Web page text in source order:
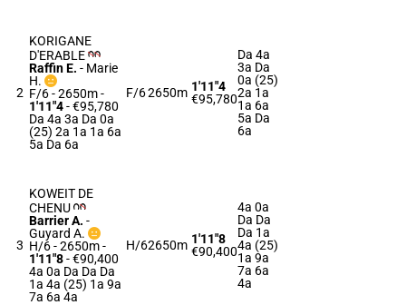
2
KORIGANE
D'ERABLE
Raffin E. - Marie
H.
F/6 - 2650m-
1'11"4- €95,780
Da 4a 3a Da 0a
(25) 2a 1a 1a 6a
5a Da 6a
F/62650m 1'11"4
€95,780
Da 4a
3a Da
0a (25)
2a 1a
1a 6a
5a Da
6a
3
KOWEIT DE
CHENU
Barrier A. -
Guyard A.
H/6 - 2650m-
1'11"8- €90,400
4a 0a Da Da Da
1a 4a (25) 1a 9a
7a 6a 4a
H/62650m 1'11"8
€90,400
4a 0a
Da Da
Da 1a
4a (25)
1a 9a
7a 6a
4a